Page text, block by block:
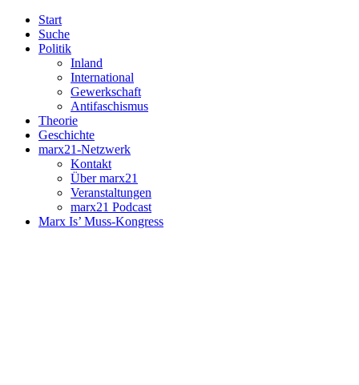
Start
Suche
Politik
Inland
International
Gewerkschaft
Antifaschismus
Theorie
Geschichte
marx21-Netzwerk
Kontakt
Über marx21
Veranstaltungen
marx21 Podcast
Marx Is’ Muss-Kongress